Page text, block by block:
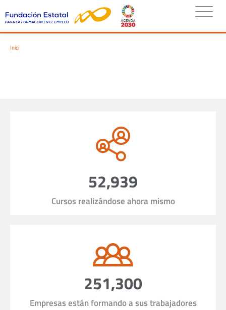
Inici
52,939
Cursos realizándose ahora mismo
251,300
Empresas están formando a sus trabajadores